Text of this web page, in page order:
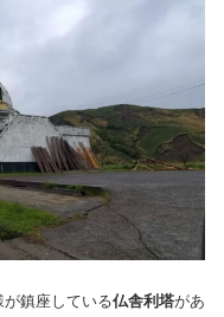
鎮座している仏舎利塔があ